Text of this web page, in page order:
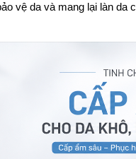
vệ da và mang lại làn da